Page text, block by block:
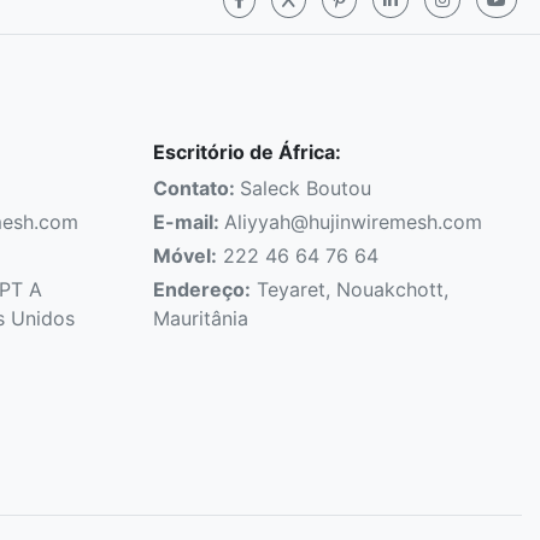
A
Unidos
Escritório de África:
Contato: Saleck Boutou
E-mail: Aliyyah@hujinwiremesh.com
Móvel: 222 46 64 76 64
Endereço: Teyaret, Nouakchott,
Mauritânia